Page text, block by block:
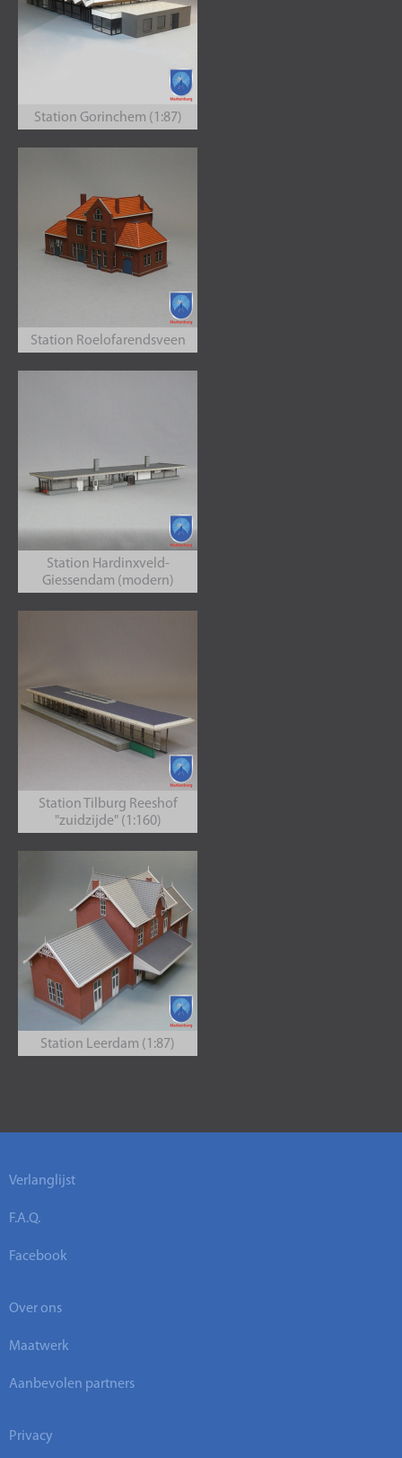
Station Gorinchem (1:87)
Station Roelofarendsveen
Station Hardinxveld-
Giessendam (modern)
Station Tilburg Reeshof
"zuidzijde" (1:160)
Station Leerdam (1:87)
Verlanglijst
F.A.Q.
Facebook
Over ons
Maatwerk
Aanbevolen partners
Privacy